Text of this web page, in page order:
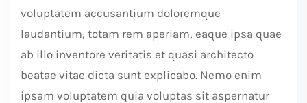
voluptatem accusantium doloremque
laudantium, totam rem aperiam, eaque ipsa quae
ab illo inventore veritatis et quasi architecto
beatae vitae dicta sunt explicabo. Nemo enim
ipsam voluptatem quia voluptas sit aspernatur